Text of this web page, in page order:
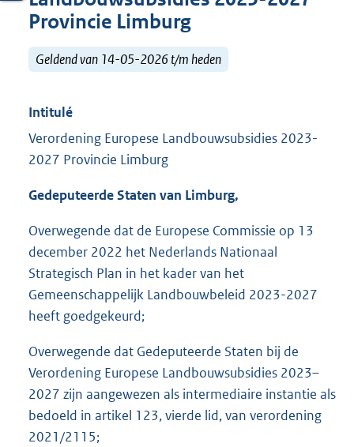
Provincie Limburg
Geldend van 14-05-2026 t/m heden
Intitulé
Verordening Europese Landbouwsubsidies 2023-
2027 Provincie Limburg
Gedeputeerde Staten van Limburg,
Overwegende dat de Europese Commissie op 13
december 2022 het Nederlands Nationaal
Strategisch Plan in het kader van het
Gemeenschappelijk Landbouwbeleid 2023-2027
heeft goedgekeurd;
Overwegende dat Gedeputeerde Staten bij de
Verordening Europese Landbouwsubsidies 2023–
2027 zijn aangewezen als intermediaire instantie als
bedoeld in artikel 123, vierde lid, van verordening
2021/2115;